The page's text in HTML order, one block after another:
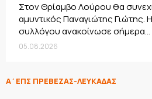
Στον Θρίαμβο Λούρου θα
αμυντικός Παναγιώτης Γιώτης.
συλλόγου ανακοίνωσε σήμερα...
05.08.2026
Α΄ΕΠΣ ΠΡΕΒΕΖΑΣ-ΛΕΥΚΑΔΑΣ